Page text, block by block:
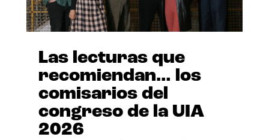
Las lecturas que
recomiendan… los
comisarios del
congreso de la UIA
2026